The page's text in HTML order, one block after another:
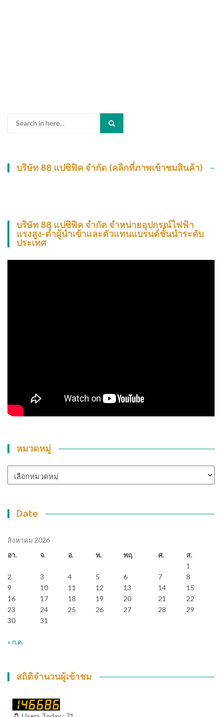
บริษัท 88 แปซิฟิค จำกัด (คลิกที่ภาพเข้าชมสินค้า)
บริษัท 88 แปซิฟิค จำกัด จำหน่ายอุปกรณ์ไฟฟ้า
แรงสูง-ต่ำผู้นำเข้าและตัวแทนแบรนด์ชั้นนำระดับ
ประเทศ
หมวดหมู่
หมู่
Date
สิงหาคม 2026
อา.
จ. อ. พ. พฤ. ศ.
ส.
1
2
3 4 5 6 7
8
9
10 11 12 13 14
15
16
17 18 19 20 21
22
23
24 25 26 27 28
29
30
31
« ก.ค.
สถิติจำนวนผู้เข้าชม